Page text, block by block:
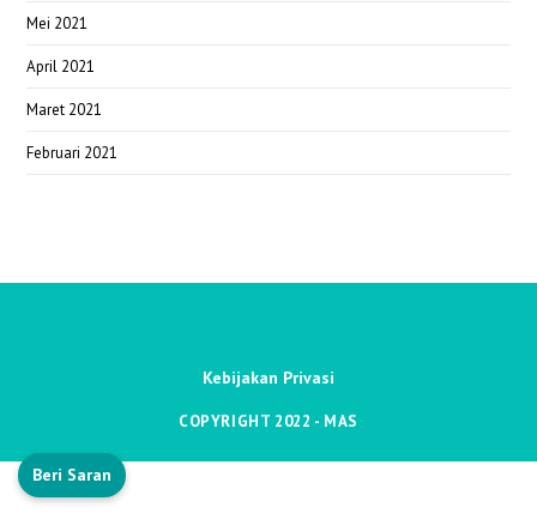
Mei 2021
April 2021
Maret 2021
Februari 2021
Beri Saran
Kebijakan Privasi
COPYRIGHT 2022 - MAS